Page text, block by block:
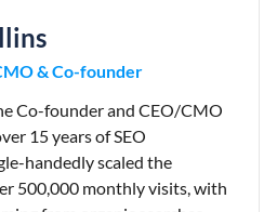
& Co-founder
Co-founder and CEO/CMO
15 years of SEO
handedly scaled the
500,000 monthly visits, with